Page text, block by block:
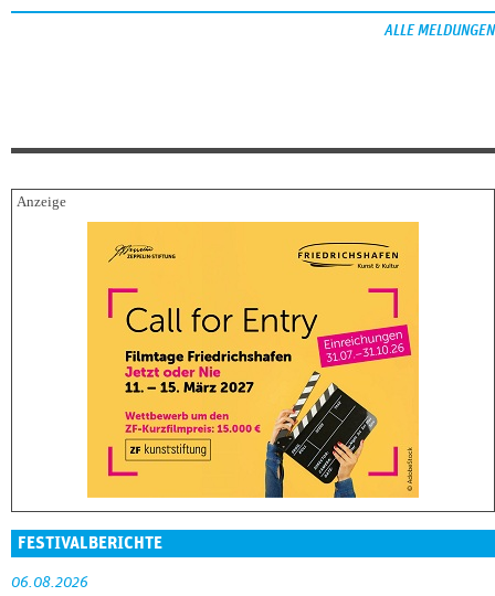
ALLE MELDUNGEN
FESTIVALBERICHTE
06.08.2026